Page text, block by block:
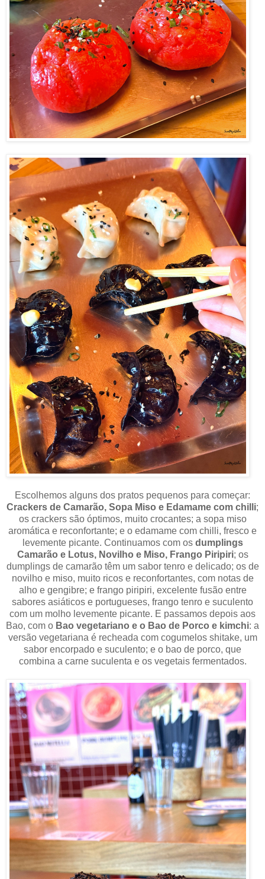
Escolhemos alguns dos pratos pequenos para começar:
Crackers de Camarão, Sopa Miso e Edamame com chilli;
os crackers são óptimos, muito crocantes; a sopa miso
aromática e reconfortante; e o edamame com chilli, fresco e
levemente picante. Continuamos com os dumplings
Camarão e Lotus, Novilho e Miso, Frango Piripiri; os
dumplings de camarão têm um sabor tenro e delicado; os de
novilho e miso, muito ricos e reconfortantes, com notas de
alho e gengibre; e frango piripiri, excelente fusão entre
sabores asiáticos e portugueses, frango tenro e suculento
com um molho levemente picante. E passamos depois aos
Bao, com o Bao vegetariano e o Bao de Porco e kimchi: a
versão vegetariana é recheada com cogumelos shitake, um
sabor encorpado e suculento; e o bao de porco, que
combina a carne suculenta e os vegetais fermentados.